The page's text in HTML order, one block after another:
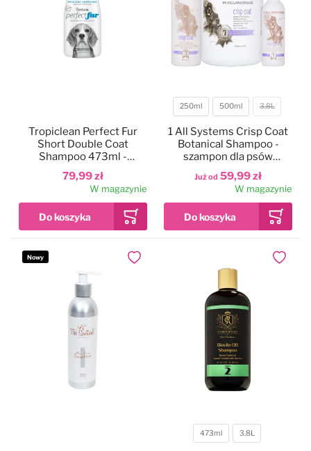
79,99 zł
Tropiclean Perfect Fur
Short Double Coat
Shampoo 473ml -
szampon dla psa z krótką,
podwójną sierścią
W magazynie
Pojemność
250ml 500ml 3,8L
Już od 59,99 zł
1 All Systems Crisp Coat
Botanical Shampoo -
szampon dla psów
szorstkowłosych i
krótkowłosych
W magazynie
Nowy
Dodaj do ulubionych
Pojemność
473ml 3,8L
Dodaj